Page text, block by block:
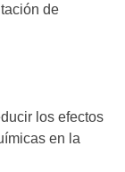
de
los efectos
en la